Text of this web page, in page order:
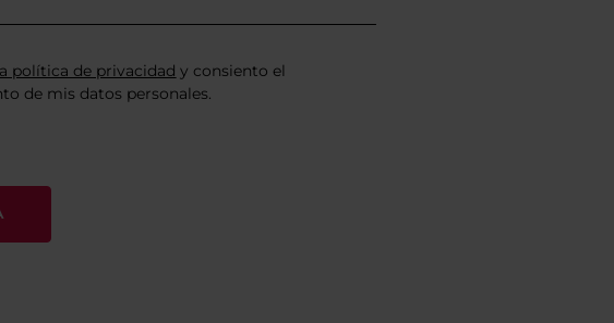
política de privacidad y consiento el
de mis datos personales.